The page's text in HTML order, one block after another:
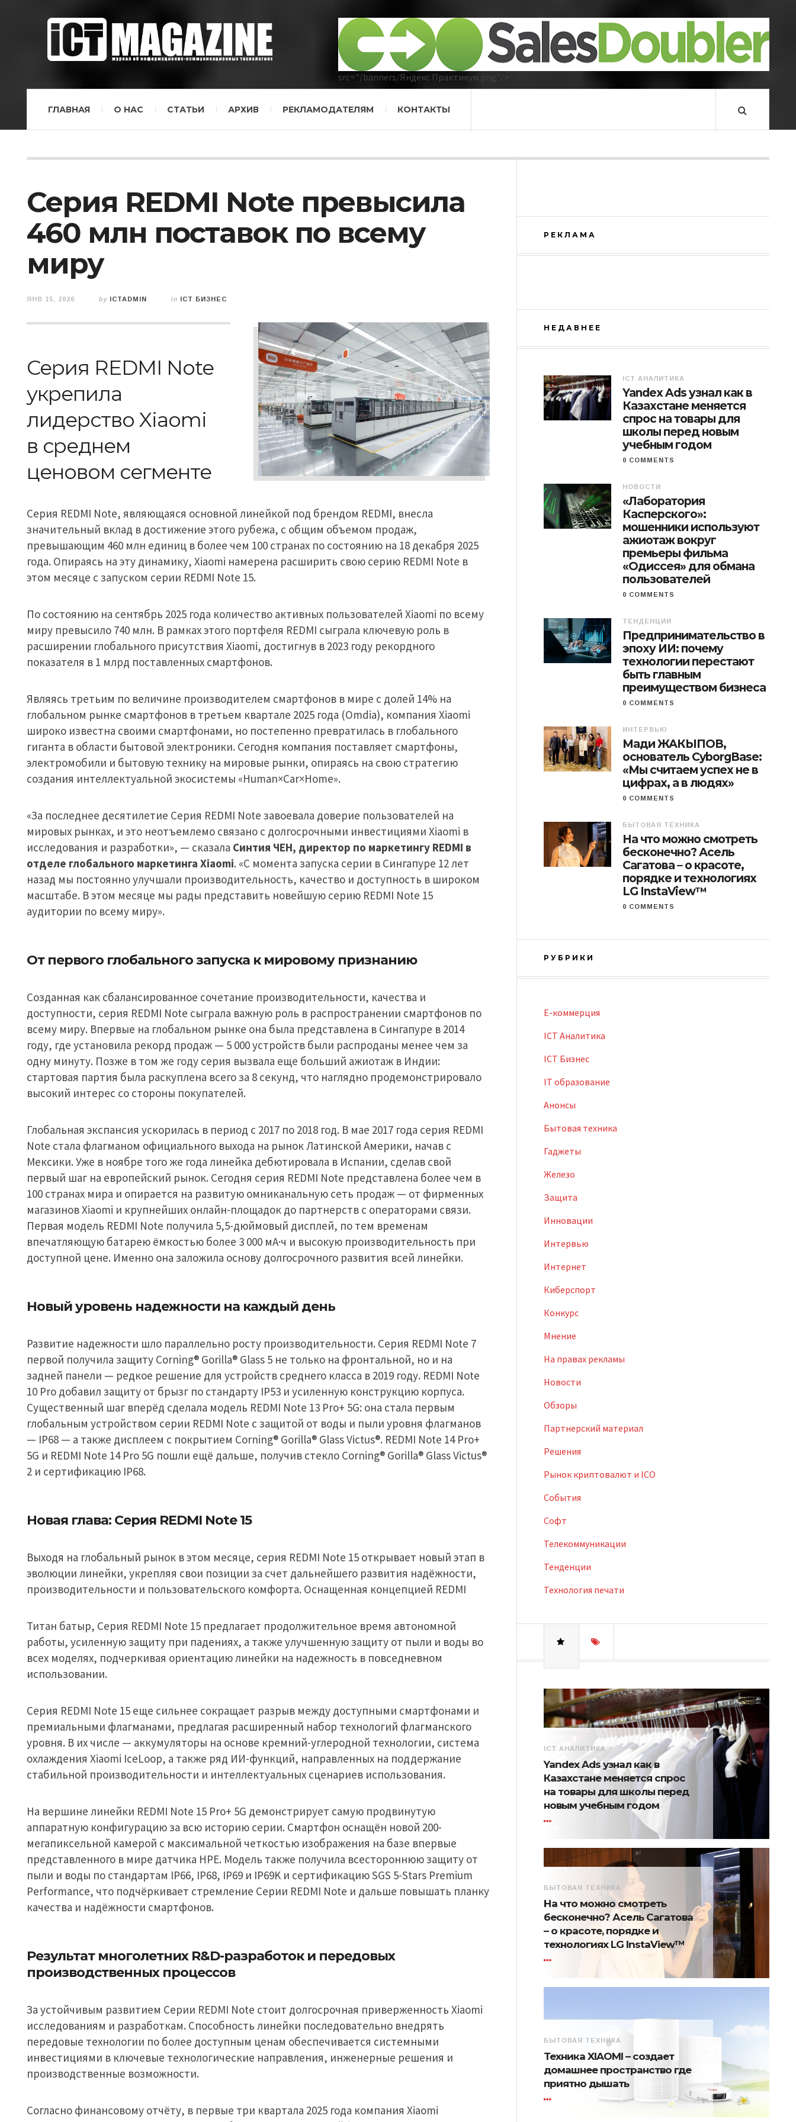
src="/banners/Яндекс Практикум.png"/>
ГЛАВНАЯ О НАС СТАТЬИ АРХИВ РЕКЛАМОДАТЕЛЯМ КОНТАКТЫ
Серия REDMI Note превысила
460 млн поставок по всему
миру
ЯНВ 15, 2026 by ICTADMIN in ICT БИЗНЕС
Серия REDMI Note
укрепила
лидерство Xiaomi
в среднем
ценовом сегменте
Серия REDMI Note, являющаяся основной линейкой под брендом REDMI, внесла
значительный вклад в достижение этого рубежа, с общим объемом продаж,
превышающим 460 млн единиц в более чем 100 странах по состоянию на 18 декабря 2025
года. Опираясь на эту динамику, Xiaomi намерена расширить свою серию REDMI Note в
этом месяце с запуском серии REDMI Note 15.
По состоянию на сентябрь 2025 года количество активных пользователей Xiaomi по всему
миру превысило 740 млн. В рамках этого портфеля REDMI сыграла ключевую роль в
расширении глобального присутствия Xiaomi, достигнув в 2023 году рекордного
показателя в 1 млрд поставленных смартфонов.
Являясь третьим по величине производителем смартфонов в мире с долей 14% на
глобальном рынке смартфонов в третьем квартале 2025 года (Omdia), компания Xiaomi
широко известна своими смартфонами, но постепенно превратилась в глобального
гиганта в области бытовой электроники. Сегодня компания поставляет смартфоны,
электромобили и бытовую технику на мировые рынки, опираясь на свою стратегию
создания интеллектуальной экосистемы «Human×Car×Home».
«За последнее десятилетие Серия REDMI Note завоевала доверие пользователей на
мировых рынках, и это неотъемлемо связано с долгосрочными инвестициями Xiaomi в
исследования и разработки», — сказала Синтия ЧЕН, директор по маркетингу REDMI в
отделе глобального маркетинга Xiaomi. «С момента запуска серии в Сингапуре 12 лет
назад мы постоянно улучшали производительность, качество и доступность в широком
масштабе. В этом месяце мы рады представить новейшую серию REDMI Note 15
аудитории по всему миру».
От первого глобального запуска к мировому признанию
Созданная как сбалансированное сочетание производительности, качества и
доступности, серия REDMI Note сыграла важную роль в распространении смартфонов по
всему миру. Впервые на глобальном рынке она была представлена в Сингапуре в 2014
году, где установила рекорд продаж — 5 000 устройств были распроданы менее чем за
одну минуту. Позже в том же году серия вызвала еще больший ажиотаж в Индии:
стартовая партия была раскуплена всего за 8 секунд, что наглядно продемонстрировало
высокий интерес со стороны покупателей.
Глобальная экспансия ускорилась в период с 2017 по 2018 год. В мае 2017 года серия REDMI
Note стала флагманом официального выхода на рынок Латинской Америки, начав с
Мексики. Уже в ноябре того же года линейка дебютировала в Испании, сделав свой
первый шаг на европейский рынок. Сегодня серия REDMI Note представлена более чем в
100 странах мира и опирается на развитую омниканальную сеть продаж — от фирменных
магазинов Xiaomi и крупнейших онлайн-площадок до партнерств с операторами связи.
Первая модель REDMI Note получила 5,5-дюймовый дисплей, по тем временам
впечатляющую батарею ёмкостью более 3 000 мА·ч и высокую производительность при
доступной цене. Именно она заложила основу долгосрочного развития всей линейки.
Новый уровень надежности на каждый день
Развитие надежности шло параллельно росту производительности. Серия REDMI Note 7
первой получила защиту Corning® Gorilla® Glass 5 не только на фронтальной, но и на
задней панели — редкое решение для устройств среднего класса в 2019 году. REDMI Note
10 Pro добавил защиту от брызг по стандарту IP53 и усиленную конструкцию корпуса.
Существенный шаг вперёд сделала модель REDMI Note 13 Pro+ 5G: она стала первым
глобальным устройством серии REDMI Note с защитой от воды и пыли уровня флагманов
— IP68 — а также дисплеем с покрытием Corning® Gorilla® Glass Victus®. REDMI Note 14 Pro+
5G и REDMI Note 14 Pro 5G пошли ещё дальше, получив стекло Corning® Gorilla® Glass Victus®
2 и сертификацию IP68.
Новая глава: Серия REDMI Note 15
Выходя на глобальный рынок в этом месяце, серия REDMI Note 15 открывает новый этап в
эволюции линейки, укрепляя свои позиции за счет дальнейшего развития надёжности,
производительности и пользовательского комфорта. Оснащенная концепцией REDMI
Титан батыр, Серия REDMI Note 15 предлагает продолжительное время автономной
работы, усиленную защиту при падениях, а также улучшенную защиту от пыли и воды во
всех моделях, подчеркивая ориентацию линейки на надежность в повседневном
использовании.
Серия REDMI Note 15 еще сильнее сокращает разрыв между доступными смартфонами и
премиальными флагманами, предлагая расширенный набор технологий флагманского
уровня. В их числе — аккумуляторы на основе кремний-углеродной технологии, система
охлаждения Xiaomi IceLoop, а также ряд ИИ-функций, направленных на поддержание
стабильной производительности и интеллектуальных сценариев использования.
На вершине линейки REDMI Note 15 Pro+ 5G демонстрирует самую продвинутую
аппаратную конфигурацию за всю историю серии. Смартфон оснащён новой 200-
мегапиксельной камерой с максимальной четкостью изображения на базе впервые
представленного в мире датчика HPE. Модель также получила всестороннюю защиту от
пыли и воды по стандартам IP66, IP68, IP69 и IP69K и сертификацию SGS 5-Stars Premium
Performance, что подчёркивает стремление Серии REDMI Note и дальше повышать планку
качества и надёжности смартфонов.
Результат многолетних R&D-разработок и передовых
производственных процессов
За устойчивым развитием Серии REDMI Note стоит долгосрочная приверженность Xiaomi
исследованиям и разработкам. Способность линейки последовательно внедрять
передовые технологии по более доступным ценам обеспечивается системными
инвестициями в ключевые технологические направления, инженерные решения и
производственные возможности.
Согласно финансовому отчёту, в первые три квартала 2025 года компания Xiaomi
РЕКЛАМА
НЕДАВНЕЕ
ICT АНАЛИТИКА
Yandex Ads узнал как в
Казахстане меняется
спрос на товары для
школы перед новым
учебным годом
0 COMMENTS
НОВОСТИ
«Лаборатория
Касперского»:
мошенники используют
ажиотаж вокруг
премьеры фильма
«Одиссея» для обмана
пользователей
0 COMMENTS
ТЕНДЕНЦИИ
Предпринимательство в
эпоху ИИ: почему
технологии перестают
быть главным
преимуществом бизнеса
0 COMMENTS
ИНТЕРВЬЮ
Мади ЖАКЫПОВ,
основатель CyborgBase:
«Мы считаем успех не в
цифрах, а в людях»
0 COMMENTS
БЫТОВАЯ ТЕХНИКА
На что можно смотреть
бесконечно? Асель
Сагатова – о красоте,
порядке и технологиях
LG InstaView™
0 COMMENTS
РУБРИКИ
E-коммерция
ICT Аналитика
ICT Бизнес
IT образование
Анонсы
Бытовая техника
Гаджеты
Железо
Защита
Инновации
Интервью
Интернет
Киберспорт
Конкурс
Мнение
На правах рекламы
Новости
Обзоры
Партнерский материал
Решения
Рынок криптовалют и ICO
События
Софт
Телекоммуникации
Тенденции
Технология печати
ICT АНАЛИТИКА
Yandex Ads узнал как в
Казахстане меняется спрос
на товары для школы перед
новым учебным годом
БЫТОВАЯ ТЕХНИКА
На что можно смотреть
бесконечно? Асель Сагатова
– о красоте, порядке и
технологиях LG InstaView™
БЫТОВАЯ ТЕХНИКА
Техника XIAOMI – создает
домашнее пространство где
приятно дышать